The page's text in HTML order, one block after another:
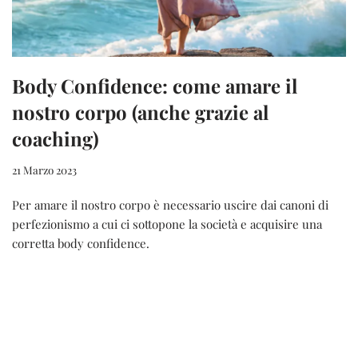
Body Confidence: come amare il
nostro corpo (anche grazie al
coaching)
21 Marzo 2023
Per amare il nostro corpo è necessario uscire dai canoni di
perfezionismo a cui ci sottopone la società e acquisire una
corretta body confidence.